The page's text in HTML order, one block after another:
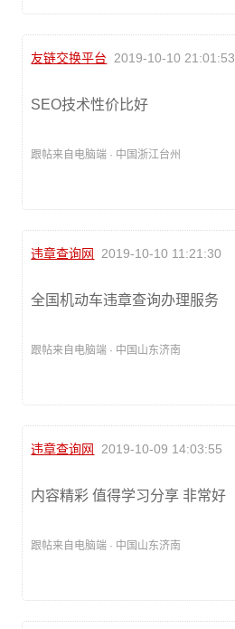
友链交换平台 2019-10-10 21:01:53
SEO技术性价比好
跟帖来自电脑端 · 中国浙江台州
违章查询网 2019-10-10 11:21:30
全国机动车违章查询办理服务
跟帖来自电脑端 · 中国山东济南
违章查询网 2019-10-09 14:03:55
内容精彩 值得学习分享 非常好
跟帖来自电脑端 · 中国山东济南